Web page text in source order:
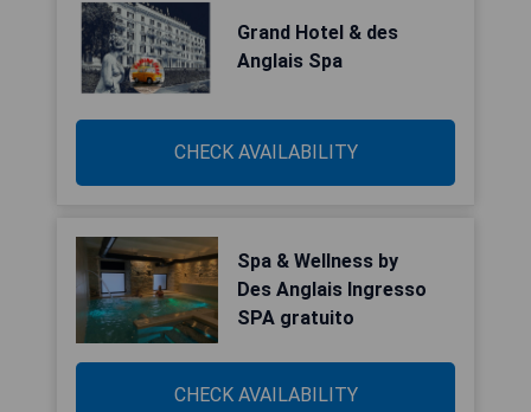
Grand Hotel & des
Anglais Spa
CHECK AVAILABILITY
Spa & Wellness by
Des Anglais Ingresso
SPA gratuito
CHECK AVAILABILITY